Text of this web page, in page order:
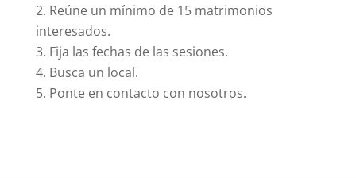
Reúne un mínimo de 15 matrimonios
interesados.
Fija las fechas de las sesiones.
Busca un local.
Ponte en contacto con nosotros.